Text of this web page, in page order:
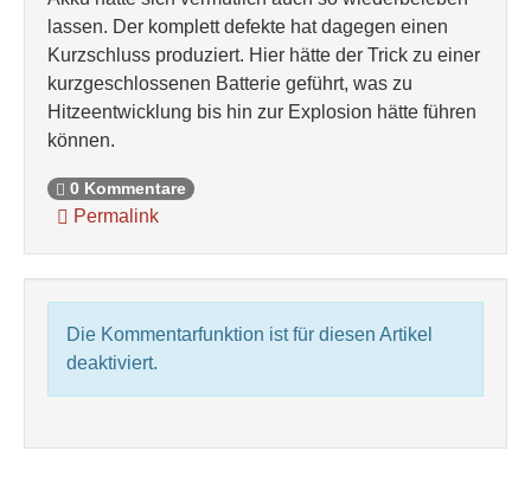
lassen. Der komplett defekte hat dagegen einen
Kurzschluss produziert. Hier hätte der Trick zu einer
kurzgeschlossenen Batterie geführt, was zu
Hitzeentwicklung bis hin zur Explosion hätte führen
können.
0 Kommentare
Permalink
Die Kommentarfunktion ist für diesen Artikel
deaktiviert.